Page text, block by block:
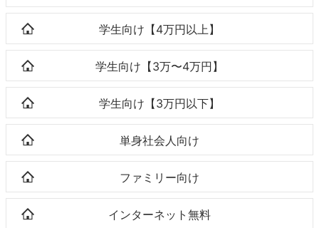
学生向け【4万円以上】
学生向け【3万〜4万円】
学生向け【3万円以下】
単身社会人向け
ファミリー向け
インターネット無料